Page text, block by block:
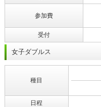
参加費
受付
女子ダブルス
種目
日程